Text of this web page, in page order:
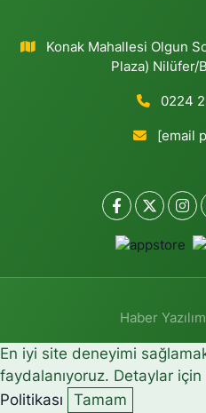
Konak Mahallesi Olgun
Plaza) Nilüfer/
0224
[email
Haber
En iyi site deneyimi
faydalanıyoruz. Detaylar için
Politikası
Tamam